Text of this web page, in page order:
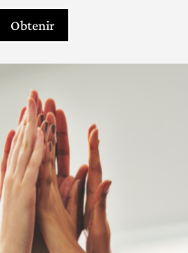
Obtenir